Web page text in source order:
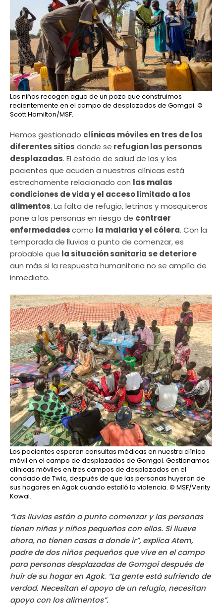
Los niños recogen agua de un pozo que construimos
recientemente en el campo de desplazados de Gomgoi. ©
Scott Hamilton/MSF.
Hemos gestionado clínicas móviles en tres de los
diferentes sitios donde se refugian las personas
desplazadas. El estado de salud de las y los
pacientes que acuden a nuestras clínicas está
estrechamente relacionado con las malas
condiciones de vida y el acceso limitado a los
alimentos. La falta de refugio, letrinas y mosquiteros
pone a las personas en riesgo de contraer
enfermedadescomo la malaria y el cólera. Con la
temporada de lluvias a punto de comenzar, es
probable que la situación sanitaria se deteriore
aun más si la respuesta humanitaria no se amplía de
inmediato.
Los pacientes esperan consultas médicas en nuestra clínica
móvil en el campo de desplazados de Gomgoi. Gestionamos
clínicas móviles en tres campos de desplazados en el
condado de Twic, después de que las personas huyeran de
sus hogares en Agok cuando estalló la violencia. © MSF/Verity
Kowal.
“Las lluvias están a punto comenzar y las personas
tienen niñas y niños pequeños con ellos. Si llueve
ahora, no tienen casas a donde ir”, explica Atem,
padre de dos niños pequeños que vive en el campo
para personas desplazadas de Gomgoi después de
huir de su hogar en Agok. “La gente está sufriendo de
verdad. Necesitan el apoyo de un refugio, necesitan
apoyo con los alimentos”.